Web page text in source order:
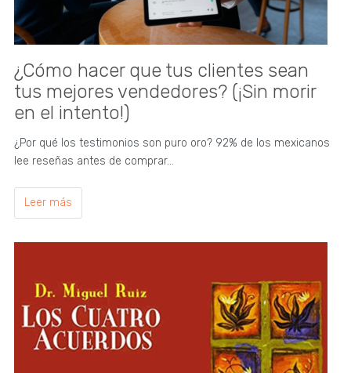
¿Cómo hacer que tus clientes sean
tus mejores vendedores? (¡Sin morir
en el intento!)
¿Por qué los testimonios son puro oro? 92% de los mexicanos
lee reseñas antes de comprar…
Leer más